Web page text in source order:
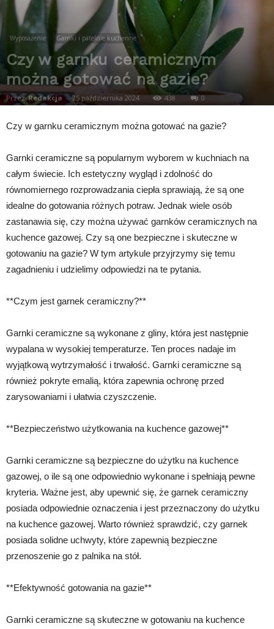
Wyposażenie Garnki i patelnie kuchenne
Czy w garnku ceramicznym
można gotować na gazie?
Przez Redakcja - 25 października 2024 438 0
Czy w garnku ceramicznym można gotować na gazie?
Garnki ceramiczne są popularnym wyborem w kuchniach na
całym świecie. Ich estetyczny wygląd i zdolność do
równomiernego rozprowadzania ciepła sprawiają, że są one
idealne do gotowania różnych potraw. Jednak wiele osób
zastanawia się, czy można używać garnków ceramicznych na
kuchence gazowej. Czy są one bezpieczne i skuteczne w
gotowaniu na gazie? W tym artykule przyjrzymy się temu
zagadnieniu i udzielimy odpowiedzi na te pytania.
**Czym jest garnek ceramiczny?**
Garnki ceramiczne są wykonane z gliny, która jest następnie
wypalana w wysokiej temperaturze. Ten proces nadaje im
wyjątkową wytrzymałość i trwałość. Garnki ceramiczne są
również pokryte emalią, która zapewnia ochronę przed
zarysowaniami i ułatwia czyszczenie.
**Bezpieczeństwo użytkowania na kuchence gazowej**
Garnki ceramiczne są bezpieczne do użytku na kuchence
gazowej, o ile są one odpowiednio wykonane i spełniają pewne
kryteria. Ważne jest, aby upewnić się, że garnek ceramiczny
posiada odpowiednie oznaczenia i jest przeznaczony do użytku
na kuchence gazowej. Warto również sprawdzić, czy garnek
posiada solidne uchwyty, które zapewnią bezpieczne
przenoszenie go z palnika na stół.
**Efektywność gotowania na gazie**
Garnki ceramiczne są skuteczne w gotowaniu na kuchence